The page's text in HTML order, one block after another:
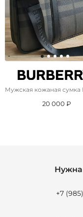
Мужская кожаная сумка
20 000 ₽
Нужна
+7